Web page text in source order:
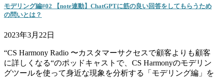
モデリング編#02 【note連動】ChatGPTに筋の良い回答をしてもらうため
の問いとは？
2023年3月22日
“CS Harmony Radio 〜カスタマーサクセスで顧客よりも顧客
に詳しくなる“のポッドキャストで、CS Harmonyのモデリン
グツールを使って身近な現象を分析する「モデリング編」を